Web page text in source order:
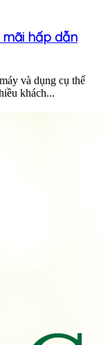
hấp dẫn
và dụng cụ thể
khách...